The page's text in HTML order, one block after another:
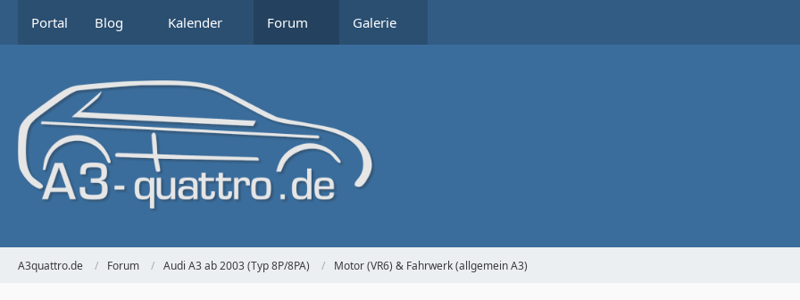
Portal Blog Kalender Forum Galerie
A3quattro.de Forum Audi A3 ab 2003 (Typ 8P/8PA) Motor (VR6) & Fahrwerk (allgemein A3)